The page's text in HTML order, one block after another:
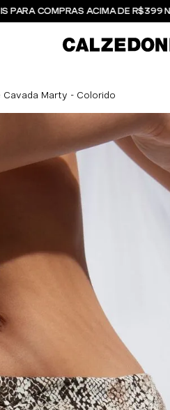
PARA COMPRAS ACIMA DE R$399
Cavada Marty - Colorido